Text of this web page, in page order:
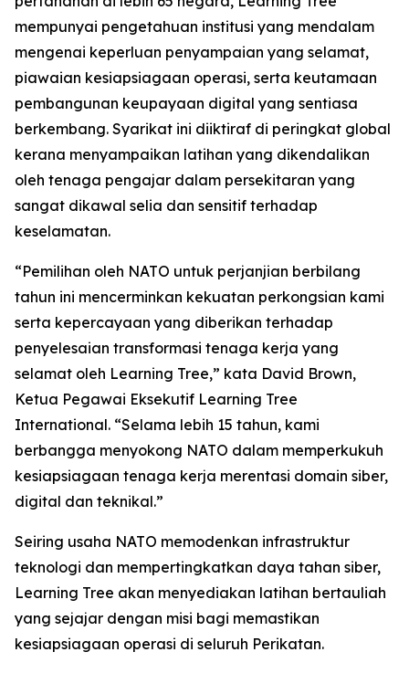
mempunyai pengetahuan institusi yang mendalam
mengenai keperluan penyampaian yang selamat,
piawaian kesiapsiagaan operasi, serta keutamaan
pembangunan keupayaan digital yang sentiasa
berkembang. Syarikat ini diiktiraf di peringkat global
kerana menyampaikan latihan yang dikendalikan
oleh tenaga pengajar dalam persekitaran yang
sangat dikawal selia dan sensitif terhadap
keselamatan.
“Pemilihan oleh NATO untuk perjanjian berbilang
tahun ini mencerminkan kekuatan perkongsian kami
serta kepercayaan yang diberikan terhadap
penyelesaian transformasi tenaga kerja yang
selamat oleh Learning Tree,” kata David Brown,
Ketua Pegawai Eksekutif Learning Tree
International. “Selama lebih 15 tahun, kami
berbangga menyokong NATO dalam memperkukuh
kesiapsiagaan tenaga kerja merentasi domain siber,
digital dan teknikal.”
Seiring usaha NATO memodenkan infrastruktur
teknologi dan mempertingkatkan daya tahan siber,
Learning Tree akan menyediakan latihan bertauliah
yang sejajar dengan misi bagi memastikan
kesiapsiagaan operasi di seluruh Perikatan.